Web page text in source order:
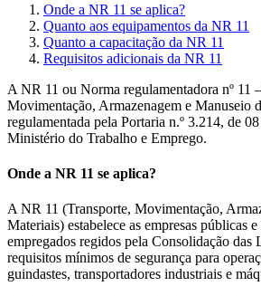
Onde a NR 11 se aplica?
Quanto aos equipamentos da NR 11
Quanto a capacitação da NR 11
Requisitos adicionais da NR 11
A NR 11 ou Norma regulamentadora nº 11
Movimentação, Armazenagem e Manuseio
regulamentada pela Portaria n.º 3.214, de
Ministério do Trabalho e Emprego.
Onde a NR 11 se aplica?
A NR 11 (Transporte, Movimentação,
Materiais) estabelece as empresas públicas
empregados regidos pela Consolidação das
requisitos mínimos de segurança para
guindastes, transportadores industriais e